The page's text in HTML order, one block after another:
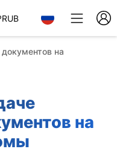
RUB
на
на